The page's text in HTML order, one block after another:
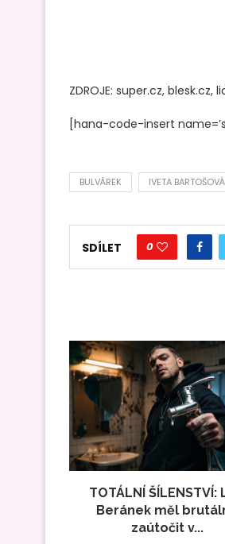
ZDROJE: super.cz,
[hana-code-insert
BULVÁREK IVETA BARTOŠOVÁ
SDÍLET 0
TOTÁLNÍ ŠÍLENSTVÍ:
Beránek měl
zaútočit v...